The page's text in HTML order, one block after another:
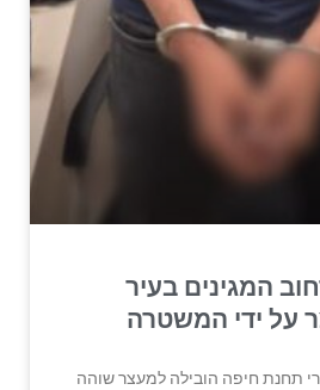
המגינים בעיר
על ידי המשטרה
תחנת חיפה הובילה למעצר שוהה